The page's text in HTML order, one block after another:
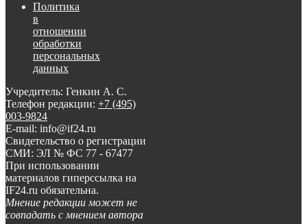
Политика
в
отношении
обработки
персональных
данных
Учредитель: Генкин А. С.
Телефон редакции: +7 (495)
003-9824
E-mail: info@if24.ru
Свидетельство о регистрации
СМИ: ЭЛ № ФС 77 - 67477
При использовании
материалов гиперссылка на
IF24.ru обязательна.
Мнение редакции может не
совпадать с мнением автора